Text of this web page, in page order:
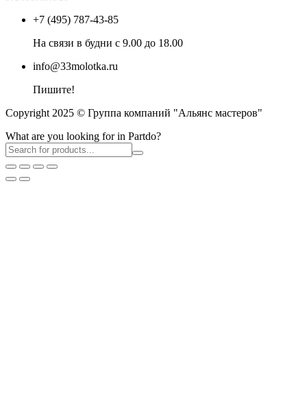
+7 (495) 787-43-85
На связи в будни с 9.00 до 18.00
info@33molotka.ru
Пишите!
Copyright 2025 © Группа компаний "Альянс мастеров"
What are you looking for in Partdo?